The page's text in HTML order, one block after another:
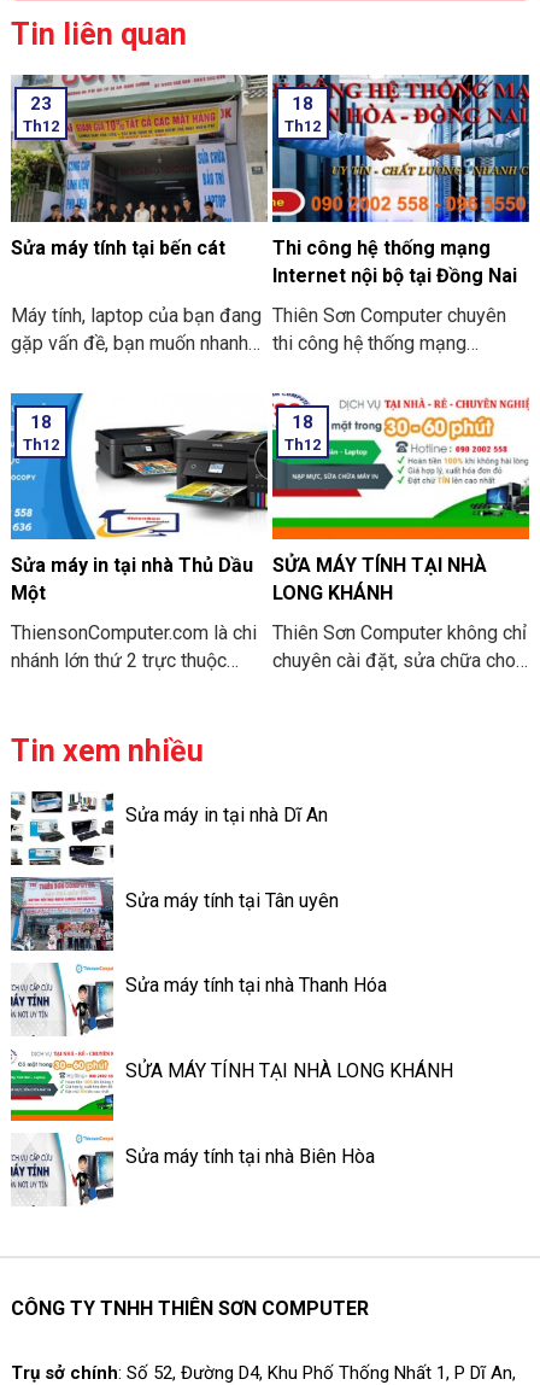
Tin liên quan
23
Th12
Sửa máy tính tại bến cát
Máy tính, laptop của bạn đang
gặp vấn đề, bạn muốn nhanh
tính tại nhà Bến Cát UY TÍN,
CHẤT LƯỢNG, GIÁ RẺ.
ThiensonComputer.com là đơn
vị sửa máy tính chuyên nghiệp
tại Bình Dương. Với hơn 12
năm kinh nghiệm trong nghề,
chúng tôi hiểu được mong
muốn của quý khách khi sửa
máy tính.
18
Th12
Thi công hệ thống mạng
Internet nội bộ tại Đồng Nai
Thiên Sơn Computer chuyên
thi công hệ thống mạng
Chẳng khó để nhận thấy, công
nghệ thông tin đã trở thành
một phần thiết yếu trong cuộc
sống cũng giống như công
việc của chúng ta. Nhờ mạng
internet, liên kết đa chiều đã
tạo nên thị trường mở rộng, độ
cạnh tranh tốt hơn cho các
doanh Nghiệp hiện nay.
18
Th12
Sửa máy in tại nhà Thủ Dầu
Một
ThiensonComputer.com là chi
nhánh lớn thứ 2 trực thuộc
vào hoạt động trên 12 năm với
Nai và Bình Dương .
18
Th12
SỬA MÁY TÍNH TẠI NHÀ
LONG KHÁNH
Thiên Sơn Computer không chỉ
chuyên cài đặt, sửa chữa cho
sinh định kỳ cho Macbook,
hơn, hãy nhanh tay gọi
nhà của Thienson Computer.
Tin xem nhiều
Sửa máy in tại nhà Dĩ An
Sửa máy tính tại Tân uyên
Sửa máy tính tại nhà Thanh Hóa
SỬA MÁY TÍNH TẠI NHÀ LONG KHÁNH
Sửa máy tính tại nhà Biên Hòa
CÔNG TY TNHH THIÊN SƠN COMPUTER
Trụ sở chính: Số 52, Đường D4, Khu Phố Thống Nhất 1, P Dĩ An,